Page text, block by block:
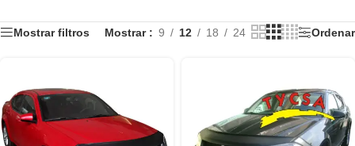
Mostrar filtros Mostrar 9 12 18 24 Ordenar